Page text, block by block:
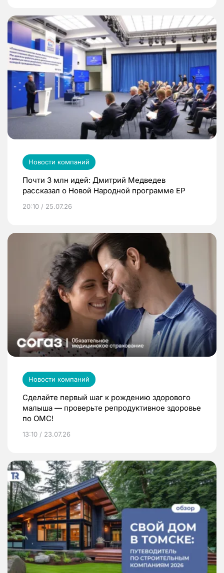
Новости компаний
Почти 3 млн идей: Дмитрий Медведев
рассказал о Новой Народной программе ЕР
20:10 / 25.07.26
Новости компаний
Сделайте первый шаг к рождению здорового
малыша — проверьте репродуктивное здоровье
по ОМС!
13:10 / 23.07.26